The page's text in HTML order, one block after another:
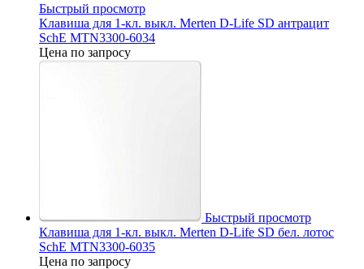
Быстрый просмотр
Клавиша для 1-кл. выкл. Merten D-Life SD антрацит
SchE MTN3300-6034
Цена по запросу
Быстрый просмотр
Клавиша для 1-кл. выкл. Merten D-Life SD бел. лотос
SchE MTN3300-6035
Цена по запросу